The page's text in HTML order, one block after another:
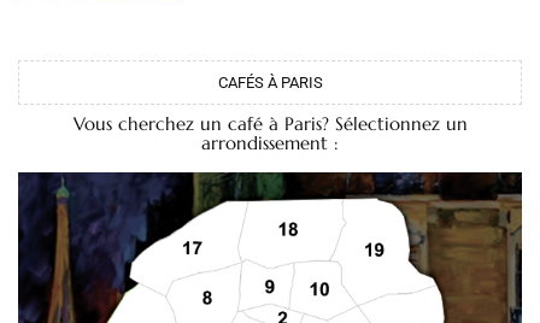
CAFÉS À PARIS
Vous cherchez un café à Paris? Sélectionnez un
arrondissement :